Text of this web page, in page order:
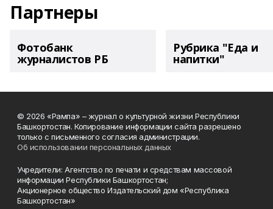
Партнеры
Фотобанк
журналистов РБ
Рубрика "Еда и
напитки"
© 2026 «Рампа» – журнал о культурной жизни Республики
Башкортостан. Копирование информации сайта разрешено
только с письменного согласия администрации.
Об использовании персональных данных
Учредители: Агентство по печати и средствам массовой
информации Республики Башкортостан;
Акционерное общество Издательский дом «Республика
Башкортостан»